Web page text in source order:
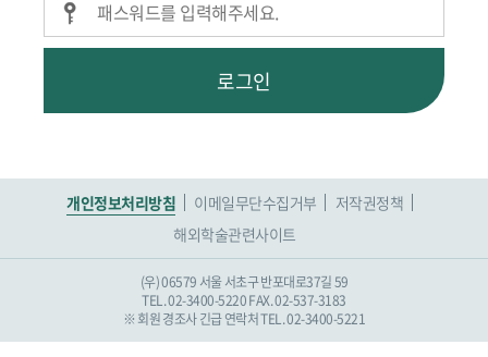
로그인
개인정보처리방침 이메일무단수집거부
저작권정책
해외학술관련사이트
(우) 06579 서울 서초구 반포대로37길 59
TEL. 02-3400-5220FAX. 02-537-3183
※ 회원 경조사 긴급 연락처 TEL. 02-3400-5221